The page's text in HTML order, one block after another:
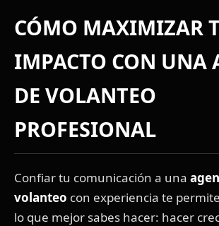
CÓMO MAXIMIZAR
IMPACTO CON UNA
DE VOLANTEO
PROFESIONAL
Confiar tu comunicación a una
volanteo con experiencia te
lo que mejor sabes hacer: hacer